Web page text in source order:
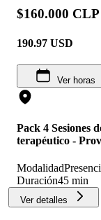
$160.000 CLP
190.97 USD
Ver horas
Pack 4 Sesiones
terapéutico -
Modalidad
Duración45 min
Ver detalles